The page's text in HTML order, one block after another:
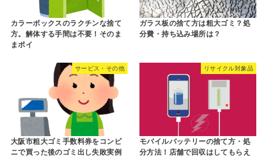
カラーボックスのラクチンな捨て
方。解体する手間は不要！そのま
まポイ
ガラス板の捨て方は粗大ゴミ？処
分費・持ち込み場所は？
サービス・その他
大阪市粗大ゴミ手数料券をコンビ
ニで買った後のゴミ出し失敗実例
リサイクル対象品
モバイルバッテリーの捨て方・処
分方法！店舗で回収はしてもらえ